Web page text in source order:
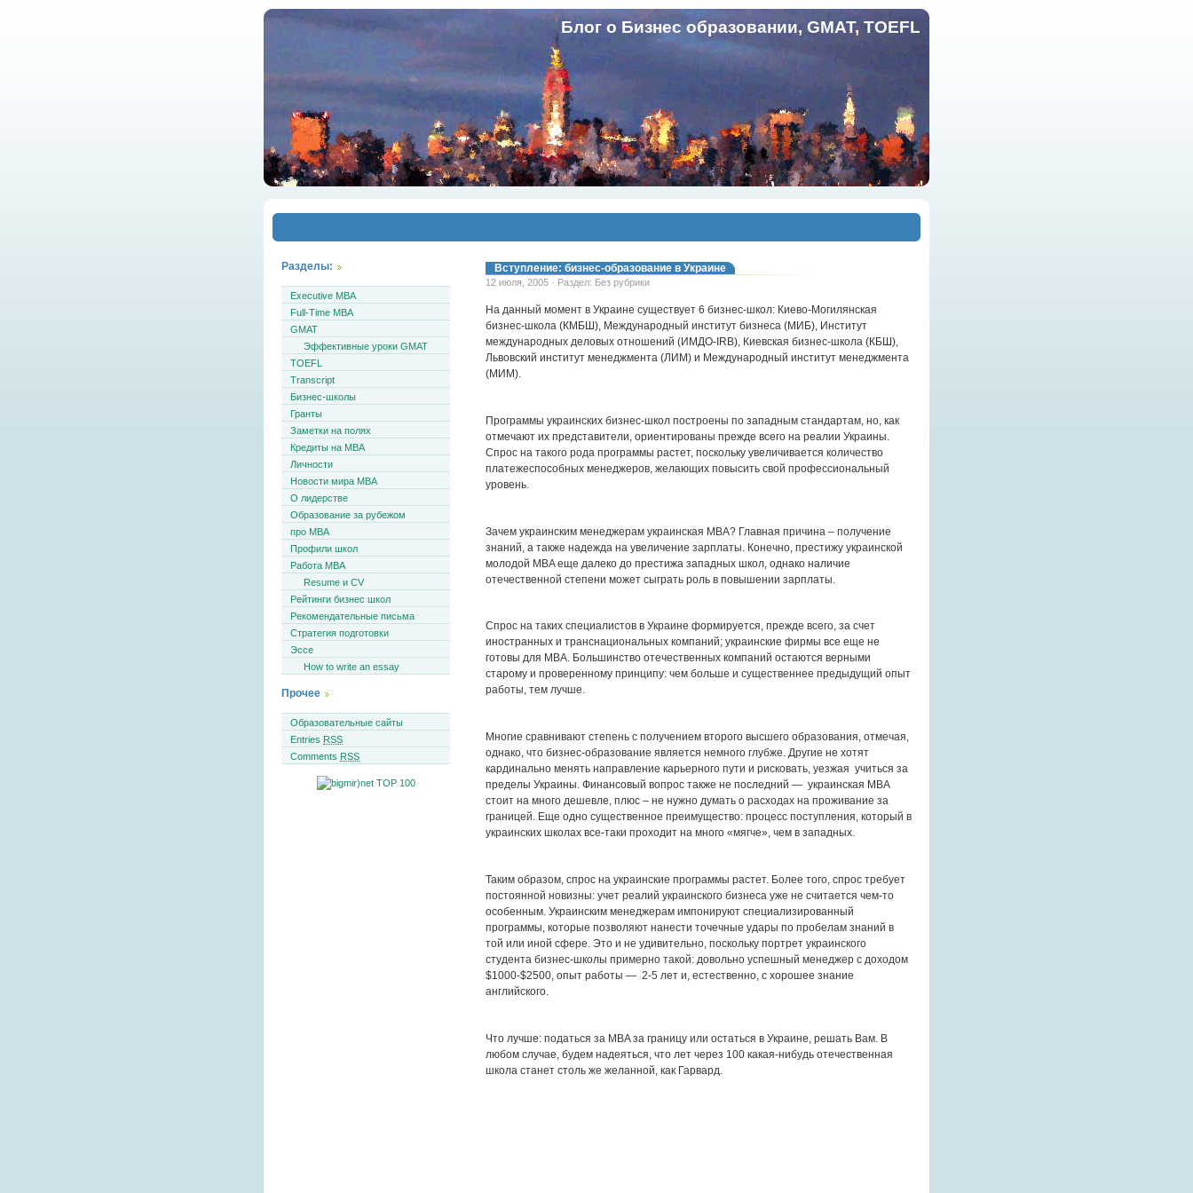
Блог о Бизнес образовании, GMAT, TOEFL
Вступление: бизнес-образование в Украине
12 июля, 2005 · Раздел: Без рубрики
На данный момент в Украине существует 6 бизнес-школ: Киево-Могилянская
бизнес-школа (КМБШ), Международный институт бизнеса (МИБ), Институт
международных деловых отношений (ИМДО-IRB), Киевская бизнес-школа (КБШ),
Львовский институт менеджмента (ЛИМ) и Международный институт менеджмента
(МИМ).
Программы украинских бизнес-школ построены по западным стандартам, но, как
отмечают их представители, ориентированы прежде всего на реалии Украины.
Спрос на такого рода программы растет, поскольку увеличивается количество
платежеспособных менеджеров, желающих повысить свой профессиональный
уровень.
Зачем украинским менеджерам украинская MBA? Главная причина – получение
знаний, а также надежда на увеличение зарплаты. Конечно, престижу украинской
молодой MBA еще далеко до престижа западных школ, однако наличие
отечественной степени может сыграть роль в повышении зарплаты.
Спрос на таких специалистов в Украине формируется, прежде всего, за счет
иностранных и транснациональных компаний; украинские фирмы все еще не
готовы для MBA. Большинство отечественных компаний остаются верными
старому и проверенному принципу: чем больше и существеннее предыдущий опыт
работы, тем лучше.
Многие сравнивают степень с получением второго высшего образования, отмечая,
однако, что бизнес-образование является немного глубже. Другие не хотят
кардинально менять направление карьерного пути и рисковать, уезжая учиться за
пределы Украины. Финансовый вопрос также не последний — украинская MBA
стоит на много дешевле, плюс – не нужно думать о расходах на проживание за
границей. Еще одно существенное преимущество: процесс поступления, который в
украинских школах все-таки проходит на много «мягче», чем в западных.
Таким образом, спрос на украинские программы растет. Более того, спрос требует
постоянной новизны: учет реалий украинского бизнеса уже не считается чем-то
особенным. Украинским менеджерам импонируют специализированный
программы, которые позволяют нанести точечные удары по пробелам знаний в
той или иной сфере. Это и не удивительно, поскольку портрет украинского
студента бизнес-школы примерно такой: довольно успешный менеджер с доходом
$1000-$2500, опыт работы — 2-5 лет и, естественно, с хорошее знание
английского.
Что лучше: податься за MBA за границу или остаться в Украине, решать Вам. В
любом случае, будем надеяться, что лет через 100 какая-нибудь отечественная
школа станет столь же желанной, как Гарвард.
Разделы:
Executive MBA
Full-Time MBA
GMAT
Эффективные уроки GMAT
TOEFL
Transcript
Бизнес-школы
Гранты
Заметки на полях
Кредиты на MBA
Личности
Новости мира MBA
О лидерстве
Образование за рубежом
про MBA
Профили школ
Работа MBA
Resume и CV
Рейтинги бизнес школ
Рекомендательные письма
Стратегия подготовки
Эссе
How to write an essay
Прочее
Образовательные сайты
Entries RSS
Comments RSS